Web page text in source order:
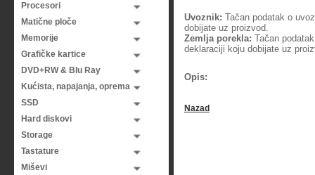
Procesori
Matične ploče
Memorije
Grafičke kartice
DVD+RW & Blu Ray
Kućista, napajanja, oprema
SSD
Hard diskovi
Storage
Tastature
Miševi
Uvoznik: Tačan podatak o
dobijate uz proizvod.
Zemlja porekla: Tačan
deklaraciji koju dobijate uz
Opis:
Nazad